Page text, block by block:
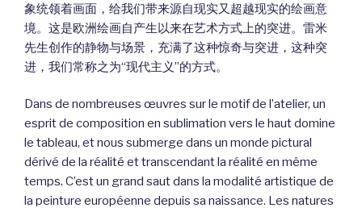
象统领着画面，给我们带来源自现实又超越现实的绘画意
境。这是欧洲绘画自产生以来在艺术方式上的突进。雷米
先生创作的静物与场景，充满了这种惊奇与突进，这种突
进，我们常称之为“现代主义”的方式。
Dans de nombreuses œuvres sur le motif de l’atelier, un
esprit de composition en sublimation vers le haut domine
le tableau, et nous submerge dans un monde pictural
dérivé de la réalité et transcendant la réalité en même
temps. C’est un grand saut dans la modalité artistique de
la peinture européenne depuis sa naissance. Les natures